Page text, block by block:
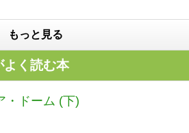
もっと見る
よく読む本
・ドーム (下)